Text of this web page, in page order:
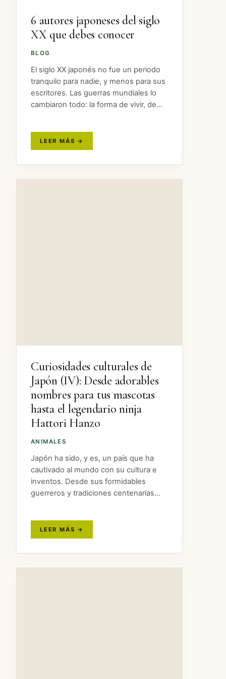
BLOG
6 autores japoneses del siglo
XX que debes conocer
El siglo XX japonés no fue un periodo
tranquilo para nadie, y menos para sus
escritores. Las guerras mundiales lo
cambiaron todo: la forma de vivir, de
ANIMALES
Curiosidades culturales de
Japón (IV): Desde adorables
nombres para tus mascotas
hasta el legendario ninja
Hattori Hanzo
Japón ha sido, y es, un país que ha
cautivado al mundo con su cultura e
inventos. Desde sus formidables
guerreros y tradiciones centenarias
más que…